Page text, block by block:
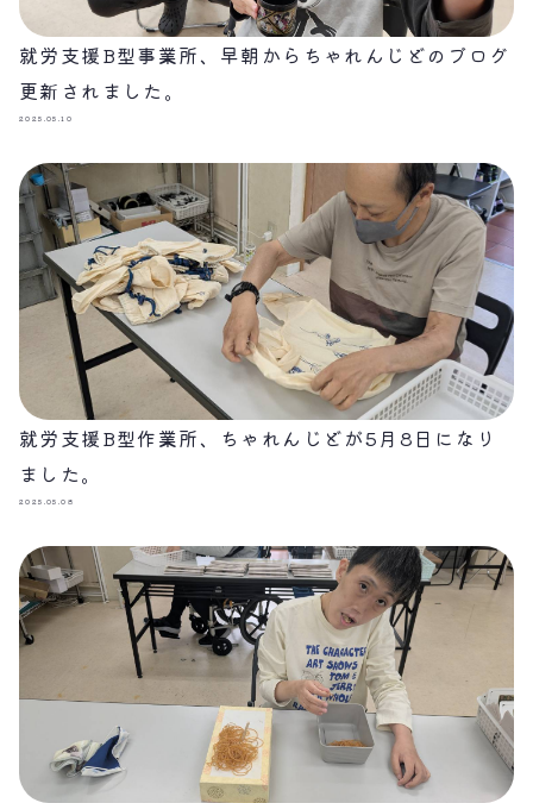
就労支援B型事業所、早朝からちゃれんじどのブログ
更新されました。
2025.05.10
就労支援B型作業所、ちゃれんじどが5月8日になり
ました。
2025.05.08